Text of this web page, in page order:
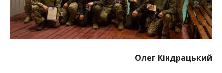
Олег Кіндрацький